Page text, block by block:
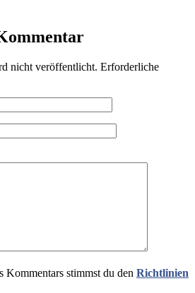
nicht veröffentlicht. Erforderliche
Kommentars stimmst du den Richtlinien